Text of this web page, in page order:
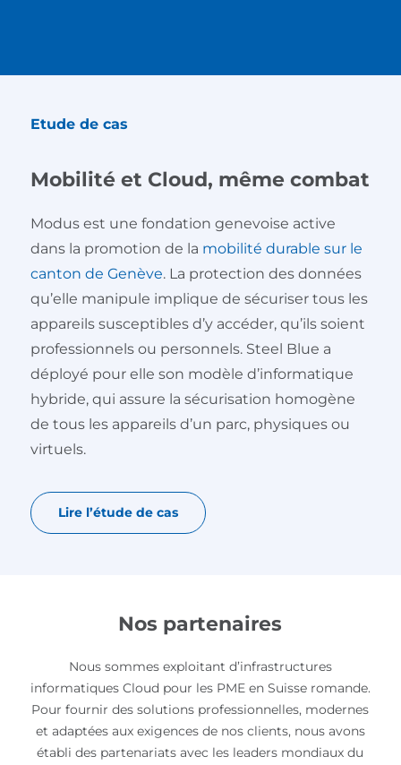
Etude de cas
Mobilité et Cloud, même combat
Modus est une fondation genevoise active
dans la promotion de la mobilité durable sur le
canton de Genève. La protection des données
qu’elle manipule implique de sécuriser tous les
appareils susceptibles d’y accéder, qu’ils soient
professionnels ou personnels. Steel Blue a
déployé pour elle son modèle d’informatique
hybride, qui assure la sécurisation homogène
de tous les appareils d’un parc, physiques ou
virtuels.
Lire l’étude de cas
Nos partenaires
Nous sommes exploitant d’infrastructures
informatiques Cloud pour les PME en Suisse romande.
Pour fournir des solutions professionnelles, modernes
et adaptées aux exigences de nos clients, nous avons
établi des partenariats avec les leaders mondiaux du